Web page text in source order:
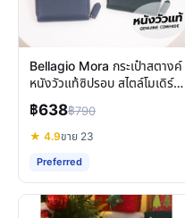
Bellagio Mora กระเป๋าสตางค์
หนังวัวแท้ซิปรอบ สไตล์โมเดิร์น
คลาสสิค รีวิวคุณสมบัติเด่น
฿638฿790
★ 4.9ขาย 23
Preferred